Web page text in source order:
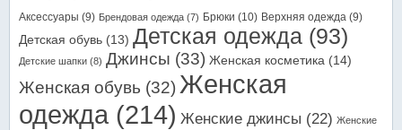
Аксессуары (9) Брендовая одежда (7) Брюки (10) Верхняя одежда (9)
Детская обувь (13) Детская одежда (93)
Детские шапки (8) Джинсы (33) Женская косметика (14)
Женская обувь (32) Женская
одежда (214) Женские джинсы (22) Женские